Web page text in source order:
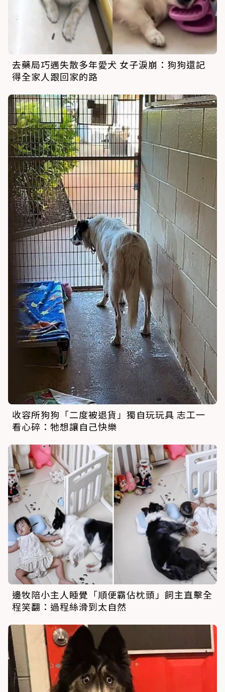
去藥局巧遇失散多年愛犬 女子淚崩：狗狗還記
得全家人跟回家的路
收容所狗狗「二度被退貨」獨自玩玩具 志工一
看心碎：牠想讓自己快樂
邊牧陪小主人睡覺「順便霸佔枕頭」飼主直擊全
程笑翻：過程絲滑到太自然